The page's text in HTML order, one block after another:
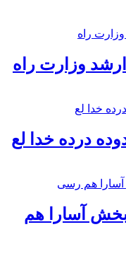
ارشد وزارت راه
درده خدا لع
بخش آسارا هم